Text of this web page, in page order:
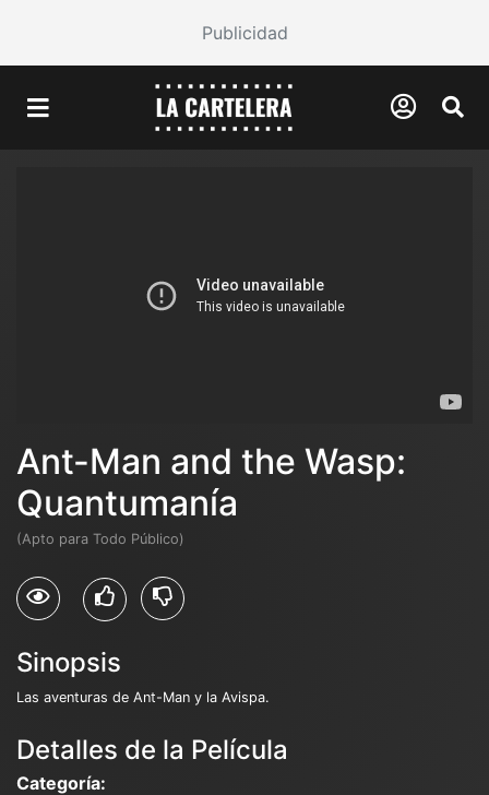
Publicidad
Ant-Man and the Wasp:
Quantumanía
(Apto para Todo Público)
Sinopsis
Las aventuras de Ant-Man y la Avispa.
Detalles de la Película
Categoría: